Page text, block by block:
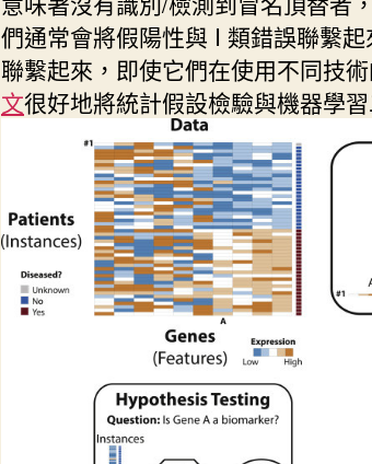
們通常會將假陽性與 I 類錯誤聯繫
聯繫起來，即使它們在使用不同技
文很好地將統計假設檢驗與機器學